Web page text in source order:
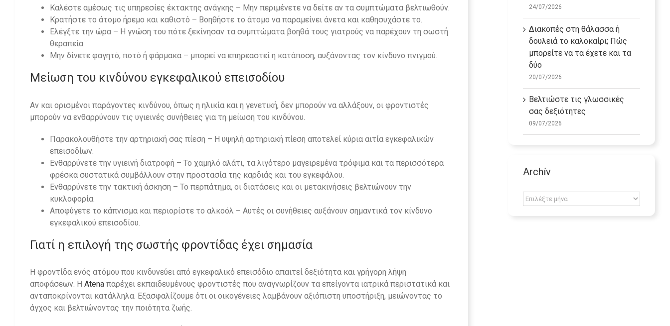
Καλέστε αμέσως τις υπηρεσίες έκτακτης ανάγκης – Μην περιμένετε να δείτε αν τα συμπτώματα βελτιωθούν.
Κρατήστε το άτομο ήρεμο και καθιστό – Βοηθήστε το άτομο να παραμείνει άνετα και καθησυχάστε το.
Ελέγξτε την ώρα – Η γνώση του πότε ξεκίνησαν τα συμπτώματα βοηθά τους γιατρούς να παρέχουν τη σωστή
θεραπεία.
Μην δίνετε φαγητό, ποτό ή φάρμακα – μπορεί να επηρεαστεί η κατάποση, αυξάνοντας τον κίνδυνο πνιγμού.
Μείωση του κινδύνου εγκεφαλικού επεισοδίου
Αν και ορισμένοι παράγοντες κινδύνου, όπως η ηλικία και η γενετική, δεν μπορούν να αλλάξουν, οι φροντιστές
μπορούν να ενθαρρύνουν τις υγιεινές συνήθειες για τη μείωση του κινδύνου.
Παρακολουθήστε την αρτηριακή σας πίεση – Η υψηλή αρτηριακή πίεση αποτελεί κύρια αιτία εγκεφαλικών
επεισοδίων.
Ενθαρρύνετε την υγιεινή διατροφή – Το χαμηλό αλάτι, τα λιγότερο μαγειρεμένα τρόφιμα και τα περισσότερα
φρέσκα συστατικά συμβάλλουν στην προστασία της καρδιάς και του εγκεφάλου.
Ενθαρρύνετε την τακτική άσκηση – Το περπάτημα, οι διατάσεις και οι μετακινήσεις βελτιώνουν την
κυκλοφορία.
Αποφύγετε το κάπνισμα και περιορίστε το αλκοόλ – Αυτές οι συνήθειες αυξάνουν σημαντικά τον κίνδυνο
εγκεφαλικού επεισοδίου.
Γιατί η επιλογή της σωστής φροντίδας έχει σημασία
Η φροντίδα ενός ατόμου που κινδυνεύει από εγκεφαλικό επεισόδιο απαιτεί δεξιότητα και γρήγορη λήψη
αποφάσεων. Η Atena παρέχει εκπαιδευμένους φροντιστές που αναγνωρίζουν τα επείγοντα ιατρικά περιστατικά και
ανταποκρίνονται κατάλληλα. Εξασφαλίζουμε ότι οι οικογένειες λαμβάνουν αξιόπιστη υποστήριξη, μειώνοντας το
άγχος και βελτιώνοντας την ποιότητα ζωής.
24/07/2026
Διακοπές στη θάλασσα ή
δουλειά το καλοκαίρι; Πώς
μπορείτε να τα έχετε και τα
δύο
20/07/2026
Βελτιώστε τις γλωσσικές
σας δεξιότητες
09/07/2026
Archív
Archív